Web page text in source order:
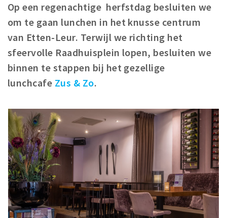
Winkels
Winkelgebieden
Parkeren
Bezienswaardigheden
Uitjes & activiteiten
Toeristische routes
Natuurgebieden
Baroniepoorten
Sport
Andere City Apps
Op een regenachtige herfstdag besluiten we
om te gaan lunchen in het knusse centrum
van Etten-Leur. Terwijl we richting het
sfeervolle Raadhuisplein lopen, besluiten we
binnen te stappen bij het gezellige
lunchcafe Zus & Zo.